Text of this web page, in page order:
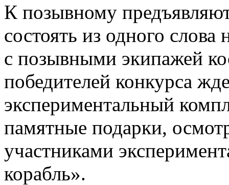
К позывному
состоять из одного слова
с позывными экипажей
победителей конкурса
экспериментальный
памятные подарки,
участниками
корабль».